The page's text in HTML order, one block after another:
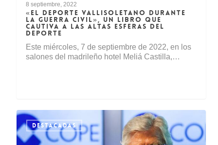
8 septiembre, 2022
«EL DEPORTE VALLISOLETANO DURANTE
LA GUERRA CIVIL», UN LIBRO QUE
CAUTIVA A LAS ALTAS ESFERAS DEL
DEPORTE
Este miércoles, 7 de septiembre de 2022, en los
salones del madrileño hotel Meliá Castilla,…
DESTACADAS